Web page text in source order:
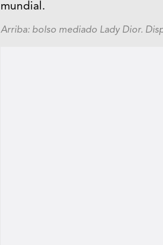
mundial.
Arriba: bolso mediado Lady Dior.